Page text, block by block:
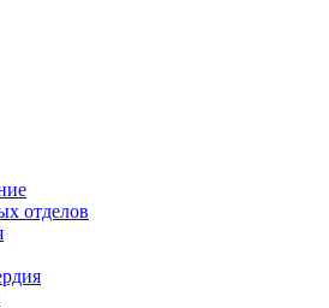
отделов